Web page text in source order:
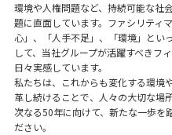
環境や人権問題など、持続可能な社
題に直面しています。ファシリティ
心」、「人手不足」、「環境」とい
して、当社グループが活躍すべきフ
日々実感しています。
私たちは、これからも変化する環境
革し続けることで、人々の大切な場
次なる50年に向けて、新たな一歩を
ださい。